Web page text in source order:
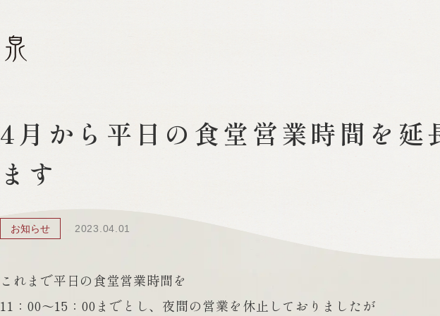
4月から平日の食堂営業時間を延
ます
お知らせ 2023.04.01
これまで平日の食堂営業時間を
11：00～15：00までとし、夜間の営業を休止しておりましたが